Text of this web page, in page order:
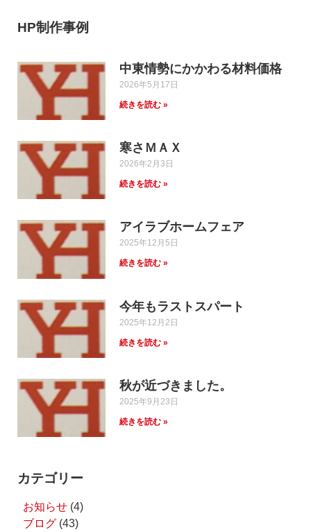
HP制作事例
中東情勢にかかわる材料価格
2026年5月17日
続きを読む »
寒さＭＡＸ
2026年2月3日
続きを読む »
アイラブホームフェア
2025年12月5日
続きを読む »
今年もラストスパート
2025年12月2日
続きを読む »
秋が近づきました。
2025年9月23日
続きを読む »
カテゴリー
お知らせ (4)
ブログ (43)